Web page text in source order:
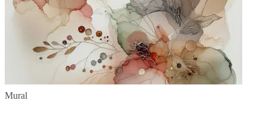
Mural